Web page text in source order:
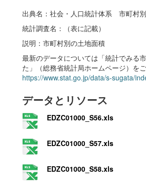
出典名：社会・人口統計体系 市町村
統計調査名：（表に記載）
説明：市町村別の土地面積
最新のデータについては「統計でみる
た」（総務省統計局ホームページ）をご
https://www.stat.go.jp/data/s-sugata/
データとリソース
EDZC01000_S56.xls
EDZC01000_S57.xls
EDZC01000_S58.xls